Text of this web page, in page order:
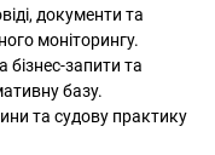
документи та
моніторингу.
бізнес-запити та
базу.
та судову практику